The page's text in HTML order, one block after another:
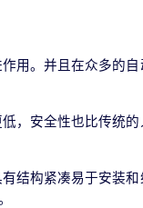
用。并且在众多的
，安全性也比传统
结构紧凑易于安装